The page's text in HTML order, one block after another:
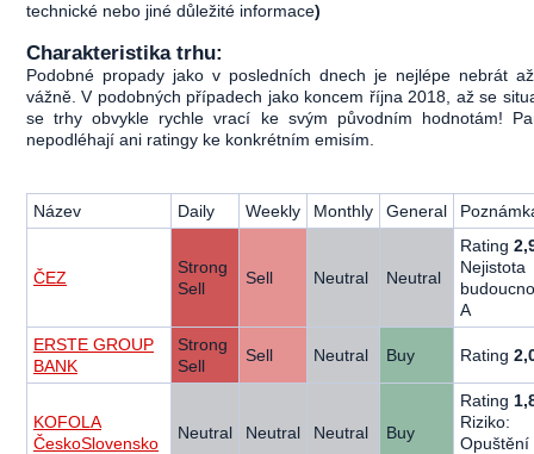
technické nebo jiné důležité informace)
Charakteristika trhu:
Podobné propady jako v posledních dnech je nejlépe nebrát
vážně. V podobných případech jako koncem října 2018, až se
se trhy obvykle rychle vrací ke svým původním hodnotám!
nepodléhají ani ratingy ke konkrétním emisím.
Název Daily Weekly Monthly General
ČEZ
Strong
Sell
Sell Neutral Neutral
Rating
Nejistota
A
ERSTE GROUP
BANK
Strong
Sell
Sell Neutral Buy Rating
KOFOLA
ČeskoSlovensko
Neutral Neutral Neutral Buy
Rating
Riziko:
Opuštění